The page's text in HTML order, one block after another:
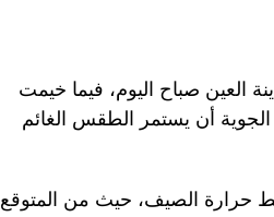
صباح اليوم، فيما خيمت
الجوية أن يستمر الطقس الغائم
الصيف، حيث من المتوقع